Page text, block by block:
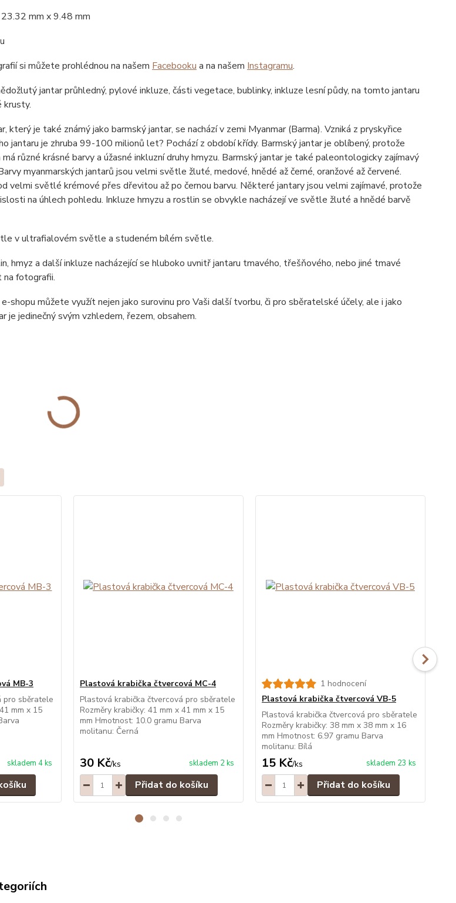
mm x 9.48 mm
si můžete prohlédnou na našem Facebooku a na našem Instagramu.
jantar průhledný, pylové inkluze, části vegetace, bublinky, inkluze lesní půdy, na tomto jantaru
krusty.
který je také známý jako barmský jantar, se nachází v zemi Myanmar (Barma). Vzniká z pryskyřice
jantaru je zhruba 99-100 milionů let? Pochází z období křídy. Barmský jantar je oblíbený, protože
různé krásné barvy a úžasné inkluzní druhy hmyzu. Barmský jantar je také paleontologicky zajímavý
myanmarských jantarů jsou velmi světle žluté, medové, hnědé až černé, oranžové až červené.
velmi světlé krémové přes dřevitou až po černou barvu. Některé jantary jsou velmi zajímavé, protože
na úhlech pohledu. Inkluze hmyzu a rostlin se obvykle nacházejí ve světle žluté a hnědé barvě
v ultrafialovém světle a studeném bílém světle.
hmyz a další inkluze nacházející se hluboko uvnitř jantaru tmavého, třešňového, nebo jiné tmavé
na fotografii.
e-shopu můžete využít nejen jako surovinu pro Vaši další tvorbu, či pro sběratelské účely, ale i jako
je jedinečný svým vzhledem, řezem, obsahem.
MB-3
pro sběratele
mm x 15
skladem 4 ks
Plastová krabička čtvercová MC-4
Plastová krabička čtvercová pro sběratele
Rozměry krabičky: 41 mm x 41 mm x 15
mm Hmotnost: 10.0 gramu Barva
molitanu: Černá
30 Kč/ks skladem 2 ks
Přidat do košíku
1 hodnocení
Plastová krabička čtvercová VB-5
Plastová krabička čtvercová pro sběratele
Rozměry krabičky: 38 mm x 38 mm x 16
mm Hmotnost: 6.97 gramu Barva
molitanu: Bílá
15 Kč/ks skladem 23 ks
Přidat do košíku